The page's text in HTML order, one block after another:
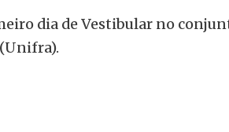
dia de Vestibular no